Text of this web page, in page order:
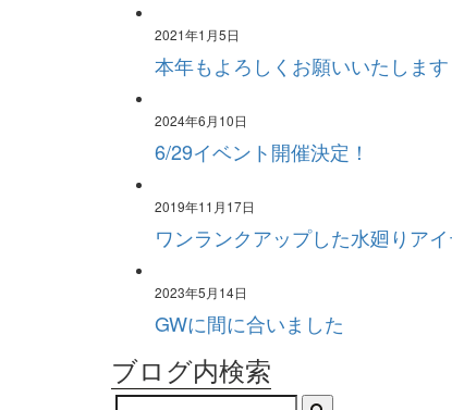
2021年1月5日
本年もよろしくお願いいたします
2024年6月10日
6/29イベント開催決定！
2019年11月17日
ワンランクアップした水廻りア
2023年5月14日
GWに間に合いました
ブログ内検索